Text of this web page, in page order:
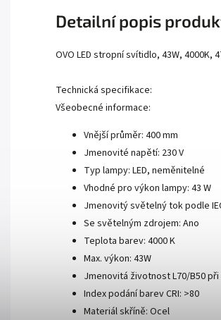
Detailní popis
OVO LED stropní svítidlo, 43W, 4000K,
Technická specifikace:
Všeobecné informace:
Vnější průměr: 400 mm
Jmenovité napětí: 230 V
Typ lampy: LED, neměnitelné
Vhodné pro výkon lampy: 43 W
Jmenovitý světelný tok podle
Se světelným zdrojem: Ano
Teplota barev: 4000 K
Max. výkon: 43W
Jmenovitá životnost L70/B50 při
Index podání barev CRI: >80
Materiál skříně: Ocel